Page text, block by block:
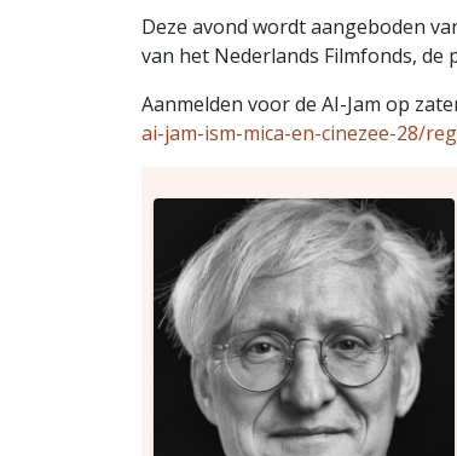
Deze avond wordt aangeboden
van het Nederlands Filmfonds, de
Aanmelden voor de AI-Jam op
ai-jam-ism-mica-en-cinezee-28/